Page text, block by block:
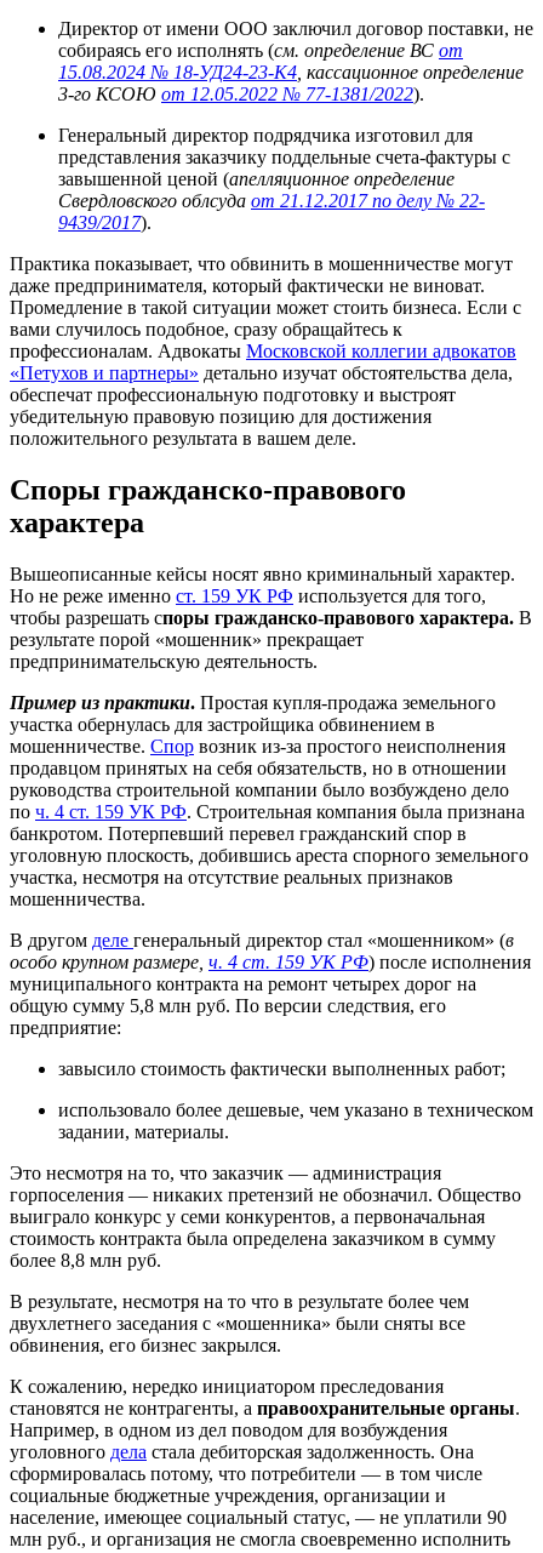
Директор от имени ООО заключил договор поставки, не
собираясь его исполнять (см. определение ВС от
15.08.2024 № 18-УД24-23-К4 , кассационное определение
3-го КСОЮ от 12.05.2022 № 77-1381/2022).
Генеральный директор подрядчика изготовил для
представления заказчику поддельные счета-фактуры с
завышенной ценой (апелляционное определение
Свердловского облсуда от 21.12.2017 по делу № 22-
9439/2017).
Практика показывает, что обвинить в мошенничестве могут
даже предпринимателя, который фактически не виноват.
Промедление в такой ситуации может стоить бизнеса. Если с
вами случилось подобное, сразу обращайтесь к
профессионалам. Адвокаты Московской коллегии адвокатов
«Петухов и партнеры» детально изучат обстоятельства дела,
обеспечат профессиональную подготовку и выстроят
убедительную правовую позицию для достижения
положительного результата в вашем деле.
Споры гражданско-правового
характера
Вышеописанные кейсы носят явно криминальный характер.
Но не реже именно ст. 159 УК РФ используется для того,
чтобы разрешать споры гражданско-правового характера. В
результате порой «мошенник» прекращает
предпринимательскую деятельность.
Пример из практики. Простая купля-продажа земельного
участка обернулась для застройщика обвинением в
мошенничестве. Спор возник из-за простого неисполнения
продавцом принятых на себя обязательств, но в отношении
руководства строительной компании было возбуждено дело
по ч. 4 ст. 159 УК РФ. Строительная компания была признана
банкротом. Потерпевший перевел гражданский спор в
уголовную плоскость, добившись ареста спорного земельного
участка, несмотря на отсутствие реальных признаков
мошенничества.
В другом деле генеральный директор стал «мошенником» (в
особо крупном размере, ч. 4 ст. 159 УК РФ) после исполнения
муниципального контракта на ремонт четырех дорог на
общую сумму 5,8 млн руб. По версии следствия, его
предприятие:
завысило стоимость фактически выполненных работ;
использовало более дешевые, чем указано в техническом
задании, материалы.
Это несмотря на то, что заказчик — администрация
горпоселения — никаких претензий не обозначил. Общество
выиграло конкурс у семи конкурентов, а первоначальная
стоимость контракта была определена заказчиком в сумму
более 8,8 млн руб.
В результате, несмотря на то что в результате более чем
двухлетнего заседания с «мошенника» были сняты все
обвинения, его бизнес закрылся.
К сожалению, нередко инициатором преследования
становятся не контрагенты, а правоохранительные органы.
Например, в одном из дел поводом для возбуждения
уголовного дела стала дебиторская задолженность. Она
сформировалась потому, что потребители — в том числе
социальные бюджетные учреждения, организации и
население, имеющее социальный статус, — не уплатили 90
млн руб., и организация не смогла своевременно исполнить